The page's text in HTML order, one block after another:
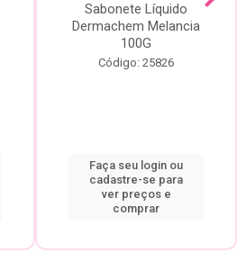
Sabonete Líquido
Dermachem Melancia
100G
Código: 25826
Faça seu login ou
cadastre-se para
ver preços e
comprar